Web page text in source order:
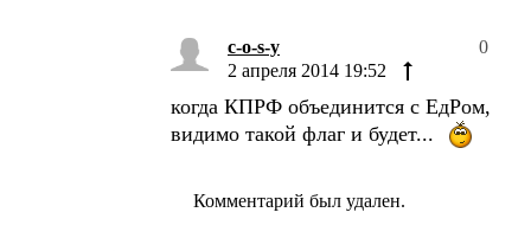
c-o-s-y
0
2 апреля 2014 19:52
когда КПРФ объединится с ЕдРом,
видимо такой флаг и будет...
Комментарий был удален.